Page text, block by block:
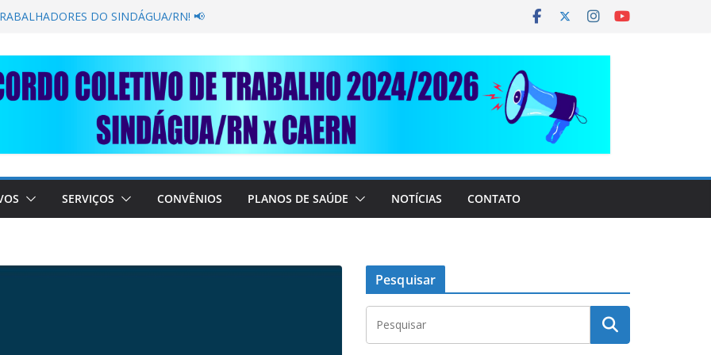
SECAR SUA TORNEIRA: UNIDOS
em importante debate com o Ministro
A SABESP! 🚨
AJUDE O NOSSO
RAIMUNDO DA CAERN!
SERVIÇOS CONVÊNIOS PLANOS DE SAÚDE NOTÍCIAS CONTATO
Pesquisar